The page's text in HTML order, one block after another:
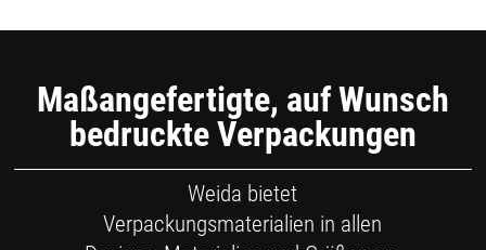
Maßangefertigte, auf Wunsch
bedruckte Verpackungen
Weida bietet
Verpackungsmaterialien in allen